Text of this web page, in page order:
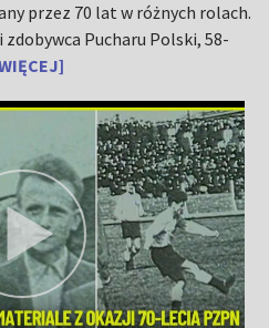
przez 70 lat w różnych rolach.
Pucharu Polski, 58-